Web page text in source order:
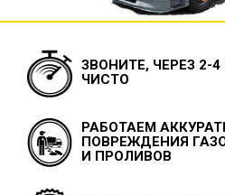
ЗВОНИТЕ, ЧЕРЕЗ 2-
ЧИСТО
РАБОТАЕМ
ПОВРЕЖДЕНИЯ
И ПРОЛИВОВ